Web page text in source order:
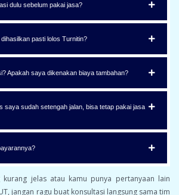
dulu sebelum pakai jasa?
pasti lolos Turnitin?
Apakah saya dikenakan biaya tambahan?
saya sudah setengah jalan, bisa tetap pakai jasa
kurang jelas atau kamu punya pertanyaan lain
jangan ragu buat konsultasi langsung sama tim